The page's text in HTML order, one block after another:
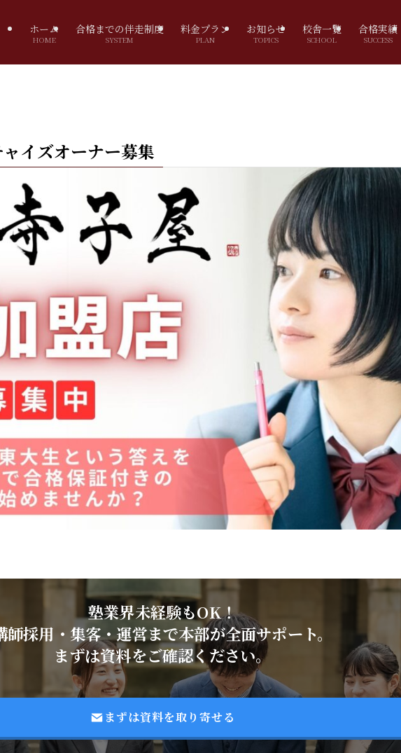
ホーム
HOME
合格までの伴走制度
SYSTEM
料金プラン
PLAN
お知らせ
TOPICS
校舎一覧
SCHOOL
合格実績
SUCCESS
イズオーナー募集
塾業界未経験もOK！
師採用・集客・運営まで本部が全面サポート。
まずは資料をご確認ください。
まずは資料を取り寄せる